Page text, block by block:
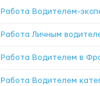
Работа Личным
Работа Водителем в